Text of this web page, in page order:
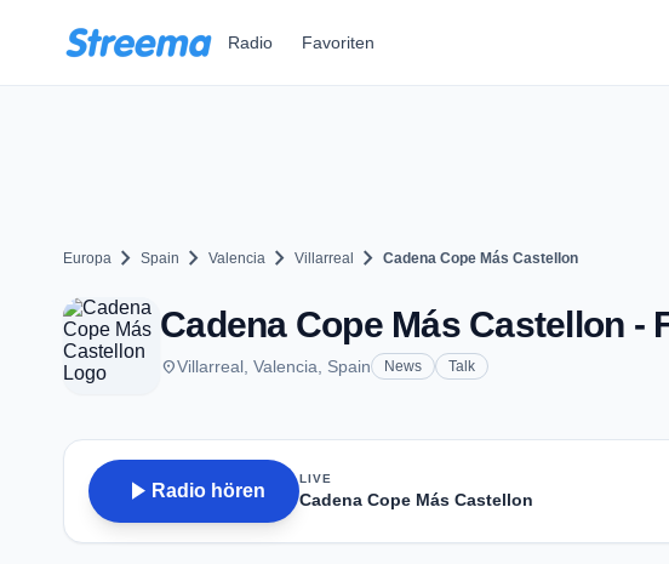
Radio Favoriten
Europa chevron_right Spain chevron_right Valencia chevron_right Villarreal chevron_right Cadena Cope Más Castellon
Cadena Cope Más Castellon -
placeVillarreal, Valencia, Spain News Talk
play_arrow Radio hören
LIVE
Cadena Cope Más Castellon